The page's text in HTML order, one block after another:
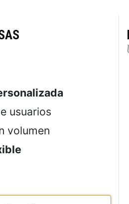
usuarios
volumen